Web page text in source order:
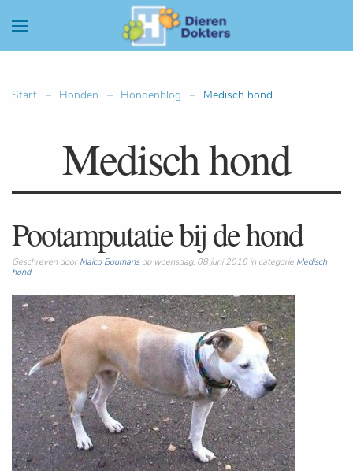
Start Honden Hondenblog Medisch hond
Medisch hond
Pootamputatie bij de hond
Geschreven door Maico Boumansop woensdag, 08 juni 2016 in categorie Medisch
hond